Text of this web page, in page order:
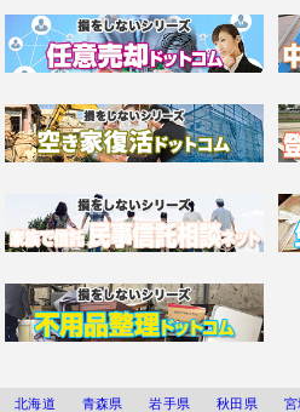
北海道 青森県 岩手県 秋田県